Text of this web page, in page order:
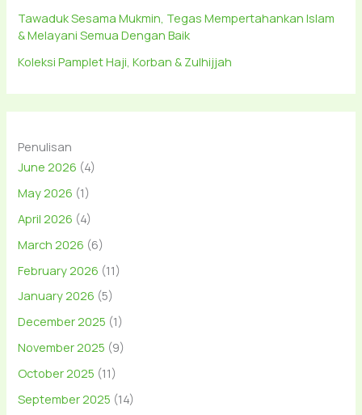
Tawaduk Sesama Mukmin, Tegas Mempertahankan Islam
& Melayani Semua Dengan Baik
Koleksi Pamplet Haji, Korban & Zulhijjah
Penulisan
June 2026 (4)
May 2026 (1)
April 2026 (4)
March 2026 (6)
February 2026 (11)
January 2026 (5)
December 2025 (1)
November 2025 (9)
October 2025 (11)
September 2025 (14)